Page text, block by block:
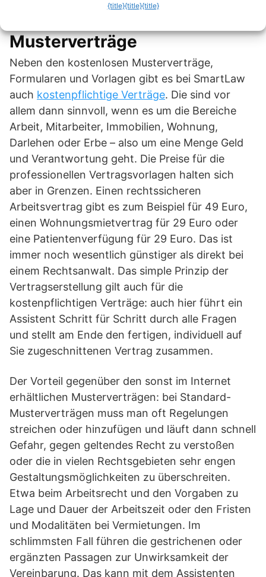
Musterverträge
Neben den kostenlosen Musterverträge,
Formularen und Vorlagen gibt es bei SmartLaw
auch kostenpflichtige Verträge. Die sind vor
allem dann sinnvoll, wenn es um die Bereiche
Arbeit, Mitarbeiter, Immobilien, Wohnung,
Darlehen oder Erbe – also um eine Menge Geld
und Verantwortung geht. Die Preise für die
professionellen Vertragsvorlagen halten sich
aber in Grenzen. Einen rechtssicheren
Arbeitsvertrag gibt es zum Beispiel für 49 Euro,
einen Wohnungsmietvertrag für 29 Euro oder
eine Patientenverfügung für 29 Euro. Das ist
immer noch wesentlich günstiger als direkt bei
einem Rechtsanwalt. Das simple Prinzip der
Vertragserstellung gilt auch für die
kostenpflichtigen Verträge: auch hier führt ein
Assistent Schritt für Schritt durch alle Fragen
und stellt am Ende den fertigen, individuell auf
Sie zugeschnittenen Vertrag zusammen.
Der Vorteil gegenüber den sonst im Internet
erhältlichen Musterverträgen: bei Standard-
Musterverträgen muss man oft Regelungen
streichen oder hinzufügen und läuft dann schnell
Gefahr, gegen geltendes Recht zu verstoßen
oder die in vielen Rechtsgebieten sehr engen
Gestaltungsmöglichkeiten zu überschreiten.
Etwa beim Arbeitsrecht und den Vorgaben zu
Lage und Dauer der Arbeitszeit oder den Fristen
und Modalitäten bei Vermietungen. Im
schlimmsten Fall führen die gestrichenen oder
ergänzten Passagen zur Unwirksamkeit der
Vereinbarung. Das kann mit dem Assistenten
{title}{title}{title}